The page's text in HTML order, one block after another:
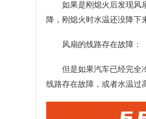
如果是刚熄火后发现风
降，刚熄火时水温还没降下
风扇的线路存在故障：
但是如果汽车已经完全
线路存在故障，或者水温过